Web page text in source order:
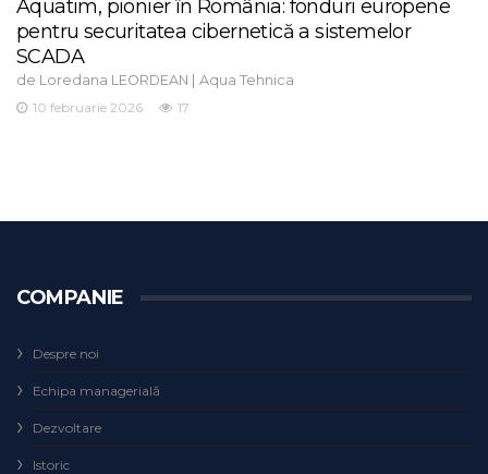
Aquatim, pionier în România: fonduri europene
pentru securitatea cibernetică a sistemelor
SCADA
de Loredana LEORDEAN | Aqua Tehnica
10 februarie 2026
17
COMPANIE
Despre noi
Echipa managerială
Dezvoltare
Istoric